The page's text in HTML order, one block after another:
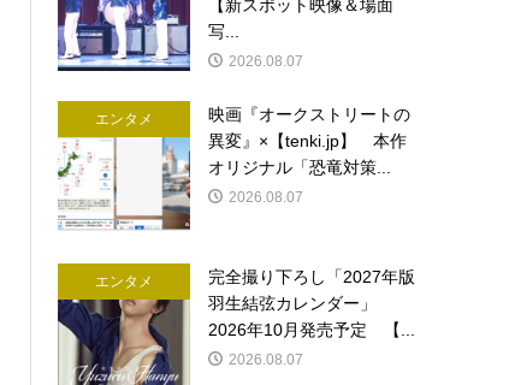
【新スポット映像＆場面
写...
2026.08.07
エンタメ
映画『オークストリートの
異変』×【tenki.jp】 本作
オリジナル「恐竜対策...
2026.08.07
エンタメ
完全撮り下ろし「2027年版
羽生結弦カレンダー」
2026年10月発売予定 【...
2026.08.07